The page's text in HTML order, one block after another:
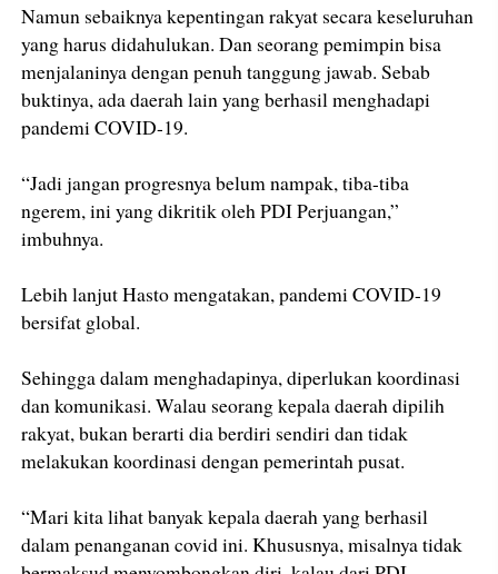
Namun sebaiknya kepentingan rakyat secara keseluruhan
yang harus didahulukan. Dan seorang pemimpin bisa
menjalaninya dengan penuh tanggung jawab. Sebab
buktinya, ada daerah lain yang berhasil menghadapi
pandemi COVID-19.
“Jadi jangan progresnya belum nampak, tiba-tiba
ngerem, ini yang dikritik oleh PDI Perjuangan,”
imbuhnya.
Lebih lanjut Hasto mengatakan, pandemi COVID-19
bersifat global.
Sehingga dalam menghadapinya, diperlukan koordinasi
dan komunikasi. Walau seorang kepala daerah dipilih
rakyat, bukan berarti dia berdiri sendiri dan tidak
melakukan koordinasi dengan pemerintah pusat.
“Mari kita lihat banyak kepala daerah yang berhasil
dalam penanganan covid ini. Khususnya, misalnya tidak